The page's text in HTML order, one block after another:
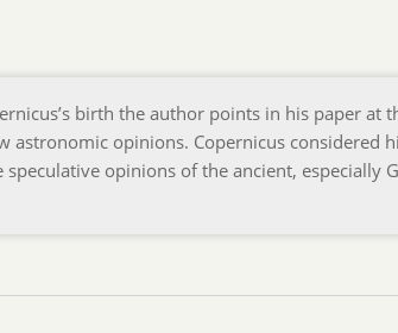
birth the author points in his paper at
opinions. Copernicus considered
opinions of the ancient, especially